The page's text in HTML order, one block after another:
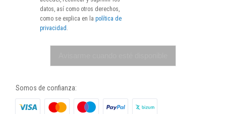
datos, así como otros derechos,
como se explica en la política de
privacidad .
Somos de confianza: